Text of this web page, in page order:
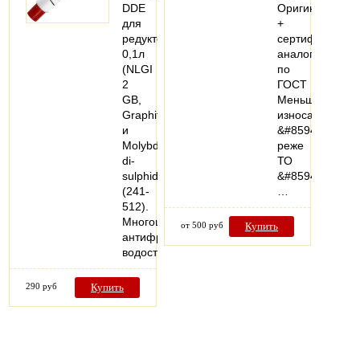
DDE
для
редукторов
0,1л
(NLGI
2
GB,
Graphite
и
Molybdenum
di-
sulphide)
(241-
512).
Многоцелевая,
антифрикционная,
водостойкая…
290 руб Купить
Оригинал
+
аналоги
по
ГОСТ
Меньше
износа
&#8594;
реже
ТО
&#8594;
от 500 руб Купить